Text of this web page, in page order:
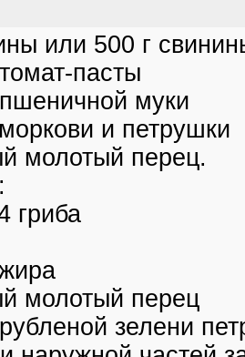
или 500 г
пасты
муки
и петрушки
молотый перец.
гриба
молотый перец
зелени